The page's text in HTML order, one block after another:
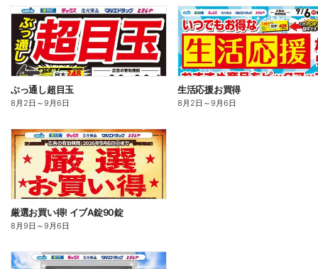
ぶっ通し超目玉
8月2日 ～9月6日
生活応援お買得
8月2日 ～9月6日
厳選お買い得! イブA錠90錠
8月9日 ～9月6日